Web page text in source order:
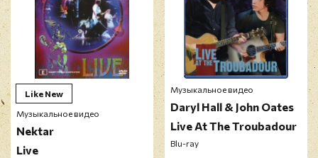
Like New
Музыкальное видео
Nektar
Live
Музыкальное видео
Daryl Hall & John Oates
Live At The Troubadour
Blu-ray